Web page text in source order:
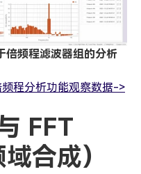
频程滤波器组的分析
程分析功能观察数据->
FFT
合成）